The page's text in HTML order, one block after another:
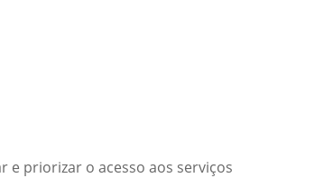
e priorizar o acesso aos serviços